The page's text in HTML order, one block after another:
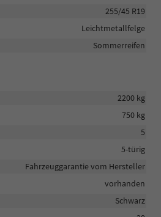
255/45 R19
Leichtmetallfelge
Sommerreifen
2200 kg
750 kg
5
5-türig
Fahrzeuggarantie vom Hersteller
vorhanden
Schwarz